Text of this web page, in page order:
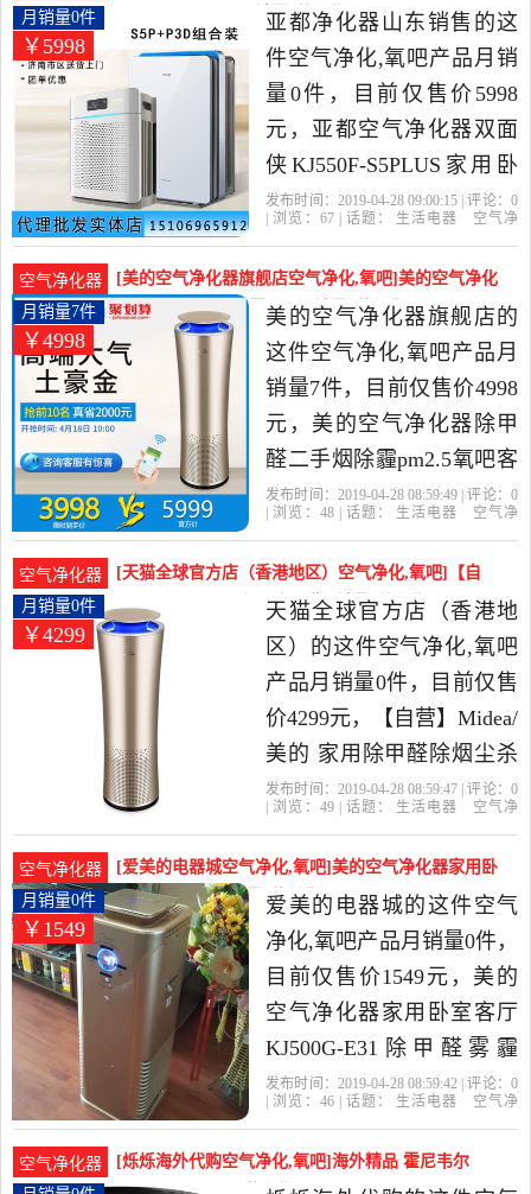
吧，由江苏 无锡发货。
双面侠KJ550F-S月销量0件仅售5998元
￥5998
月销量0件
亚都净化器山东销售的这
件空气净化,氧吧产品月销
量0件，目前仅售价5998
元，亚都空气净化器双面
侠KJ550F-S5PLUS家用卧
室甲醛静音除雾霾棋牌是
售精选生活电器当中性价
比很高的空气净化,氧吧，
由山东 济南发货。
发布时间：2019-04-28 09:00:15 | 评论： 0
| 浏览： 67| 话题： 生活电器
空气净
空气净化器
[美的空气净化器旗舰店空气净化,氧吧]美的空气净化
器除甲醛二手烟除霾pm2月销量7件仅售4998元
￥4998
月销量7件
美的空气净化器旗舰店的
这件空气净化,氧吧产品月
销量7件，目前仅售价4998
元，美的空气净化器除甲
醛二手烟除霾pm2.5氧吧客
厅办公室净化器A11是2019
精选生活电器当中性价比
很高的空气净化,氧吧，由
上海发货。
发布时间：2019-04-28 08:59:49 | 评论： 0
| 浏览： 48| 话题： 生活电器
空气净
空气净化器
[天猫全球官方店（香港地区）空气净化,氧吧]【自
营】Midea/美的 家用除甲醛月销量0件仅售4299元
￥4299
月销量0件
天猫全球官方店（香港地
区）的这件空气净化,氧吧
产品月销量0件，目前仅售
价4299元，【自营】Midea/
美的 家用除甲醛除烟尘杀
菌空气净化器KJ500G-A11
（香港地区）精选生活电
器当中性价比很高的空气
净化,氧吧，由河南 郑州发
货。
发布时间：2019-04-28 08:59:47 | 评论： 0
| 浏览： 49| 话题： 生活电器
空气净
空气净化器
[爱美的电器城空气净化,氧吧]美的空气净化器家用卧
室客厅KJ500月销量0件仅售1549元
￥1549
月销量0件
爱美的电器城的这件空气
净化,氧吧产品月销量0件，
目前仅售价1549元，美的
空气净化器家用卧室客厅
KJ500G-E31除甲醛雾霾
KJ400G-E31是2019年爱美
中性价比很高的空气净化,
发布时间：2019-04-28 08:59:42 | 评论： 0
| 浏览： 46| 话题： 生活电器
空气净
空气净化器
[烁烁海外代购空气净化,氧吧]海外精品 霍尼韦尔